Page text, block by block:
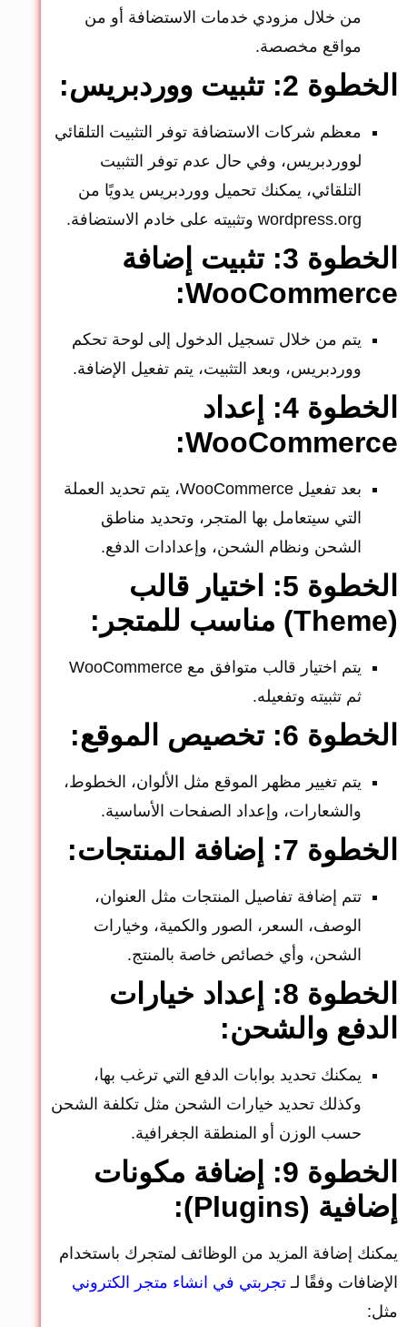
من خلال مزودي خدمات الاستضافة أو من
مواقع مخصصة.
الخطوة 2: تثبيت ووردبريس:
معظم شركات الاستضافة توفر التثبيت التلقائي
لووردبريس، وفي حال عدم توفر التثبيت
التلقائي، يمكنك تحميل ووردبريس يدويًا من
wordpress.org وتثبيته على خادم الاستضافة.
الخطوة 3: تثبيت إضافة
WooCommerce:
يتم من خلال تسجيل الدخول إلى لوحة تحكم
ووردبريس، وبعد التثبيت، يتم تفعيل الإضافة.
الخطوة 4: إعداد
WooCommerce:
بعد تفعيل WooCommerce، يتم تحديد العملة
التي سيتعامل بها المتجر، وتحديد مناطق
الشحن ونظام الشحن، وإعدادات الدفع.
الخطوة 5: اختيار قالب
(Theme) مناسب للمتجر:
يتم اختيار قالب متوافق مع WooCommerce
ثم تثبيته وتفعيله.
الخطوة 6: تخصيص الموقع:
يتم تغيير مظهر الموقع مثل الألوان، الخطوط،
والشعارات، وإعداد الصفحات الأساسية.
الخطوة 7: إضافة المنتجات:
تتم إضافة تفاصيل المنتجات مثل العنوان،
الوصف، السعر، الصور والكمية، وخيارات
الشحن، وأي خصائص خاصة بالمنتج.
الخطوة 8: إعداد خيارات
الدفع والشحن:
يمكنك تحديد بوابات الدفع التي ترغب بها،
وكذلك تحديد خيارات الشحن مثل تكلفة الشحن
حسب الوزن أو المنطقة الجغرافية.
الخطوة 9: إضافة مكونات
إضافية (Plugins):
يمكنك إضافة المزيد من الوظائف لمتجرك باستخدام
الإضافات وفقًا لـ تجربتي في انشاء متجر الكتروني
مثل: